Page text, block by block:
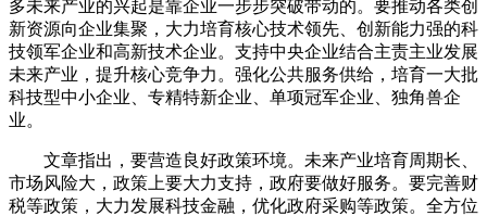
多未来产业的兴起是靠企业一步步突破带动的。要推动各类创
新资源向企业集聚，大力培育核心技术领先、创新能力强的科
技领军企业和高新技术企业。支持中央企业结合主责主业发展
未来产业，提升核心竞争力。强化公共服务供给，培育一大批
科技型中小企业、专精特新企业、单项冠军企业、独角兽企
业。
文章指出，要营造良好政策环境。未来产业培育周期长、
市场风险大，政策上要大力支持，政府要做好服务。要完善财
税等政策，大力发展科技金融，优化政府采购等政策。全方位